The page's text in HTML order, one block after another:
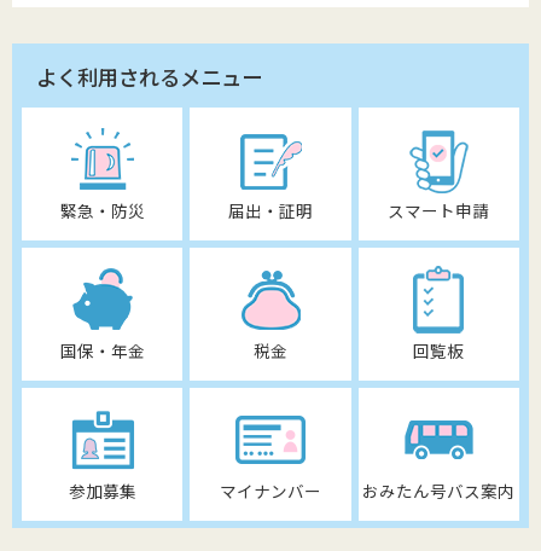
よく利用されるメニュー
緊急・防災 届出・証明 スマート申請
国保・年金 税金 回覧板
参加募集 マイナンバー おみたん号バス案内